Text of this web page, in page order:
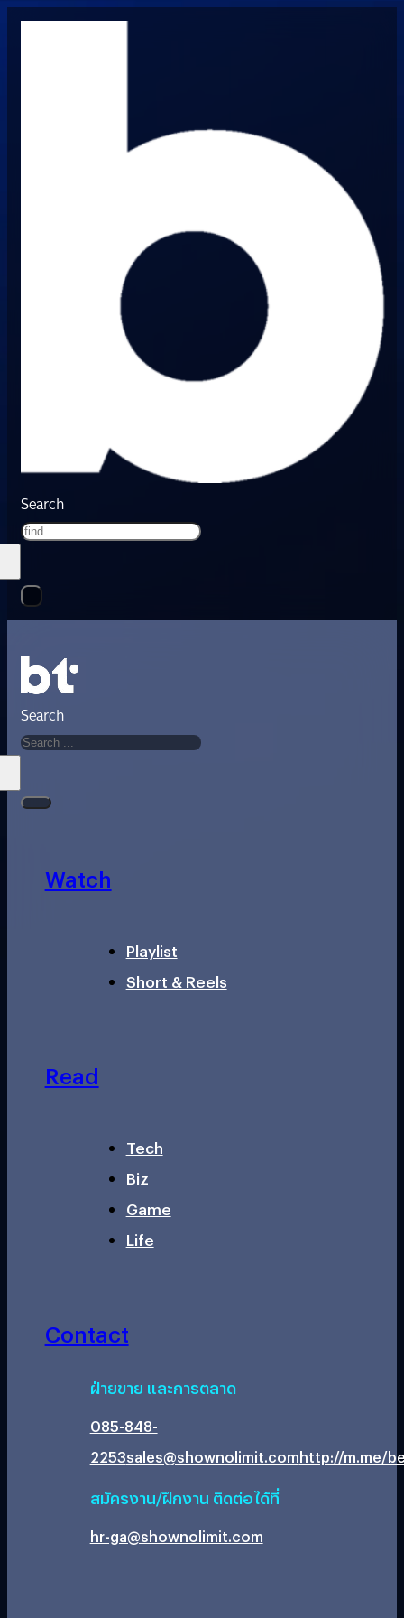
Search
Search
Watch
Playlist
Short & Reels
Read
Tech
Biz
Game
Life
Contact
ฝ่ายขาย และการตลาด
085-848-
2253sales@shownolimit.comhttp://m.me/
สมัครงาน/ฝึกงาน ติดต่อได้ที่
hr-ga@shownolimit.com